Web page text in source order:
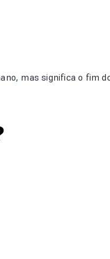
mas significa o fim